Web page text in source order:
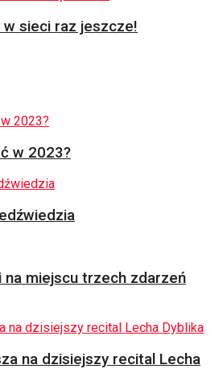
sieci raz jeszcze!
w 2023?
na miejscu trzech zdarzeń
na dzisiejszy recital Lecha